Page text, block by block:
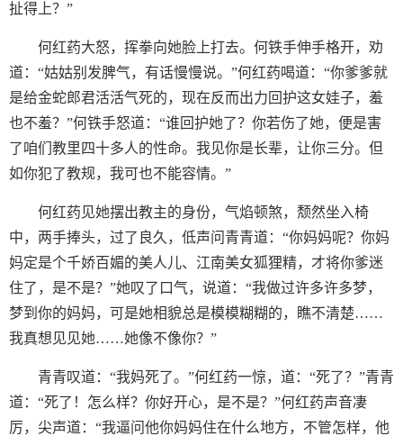
扯得上？”
何红药大怒，挥拳向她脸上打去。何铁手伸手格开，劝
道：“姑姑别发脾气，有话慢慢说。”何红药喝道：“你爹爹就
是给金蛇郎君活活气死的，现在反而出力回护这女娃子，羞
也不羞？”何铁手怒道：“谁回护她了？你若伤了她，便是害
了咱们教里四十多人的性命。我见你是长辈，让你三分。但
如你犯了教规，我可也不能容情。”
何红药见她摆出教主的身份，气焰顿煞，颓然坐入椅
中，两手捧头，过了良久，低声问青青道：“你妈妈呢？你妈
妈定是个千娇百媚的美人儿、江南美女狐狸精，才将你爹迷
住了，是不是？”她叹了口气，说道：“我做过许多许多梦，
梦到你的妈妈，可是她相貌总是模模糊糊的，瞧不清楚……
我真想见见她……她像不像你？”
青青叹道：“我妈死了。”何红药一惊，道：“死了？”青青
道：“死了！怎么样？你好开心，是不是？”何红药声音凄
厉，尖声道：“我逼问他你妈妈住在什么地方，不管怎样，他